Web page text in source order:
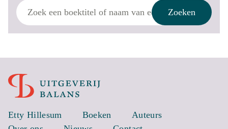
Zoek
Zoeken
Etty Hillesum Boeken
Auteurs